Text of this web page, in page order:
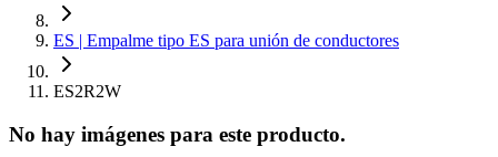
ES | Empalme tipo ES para unión de conductores
ES2R2W
No hay imágenes para este producto.